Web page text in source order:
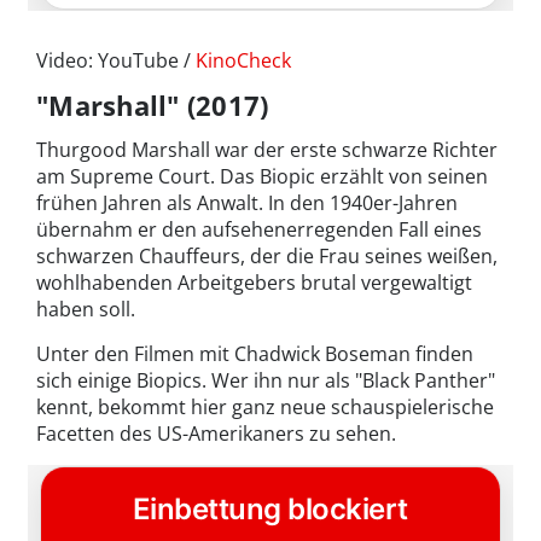
Video: YouTube / KinoCheck
"Marshall" (2017)
Thurgood Marshall war der erste schwarze Richter
am Supreme Court. Das Biopic erzählt von seinen
frühen Jahren als Anwalt. In den 1940er-Jahren
übernahm er den aufsehenerregenden Fall eines
schwarzen Chauffeurs, der die Frau seines weißen,
wohlhabenden Arbeitgebers brutal vergewaltigt
haben soll.
Unter den Filmen mit Chadwick Boseman finden
sich einige Biopics. Wer ihn nur als "Black Panther"
kennt, bekommt hier ganz neue schauspielerische
Facetten des US-Amerikaners zu sehen.